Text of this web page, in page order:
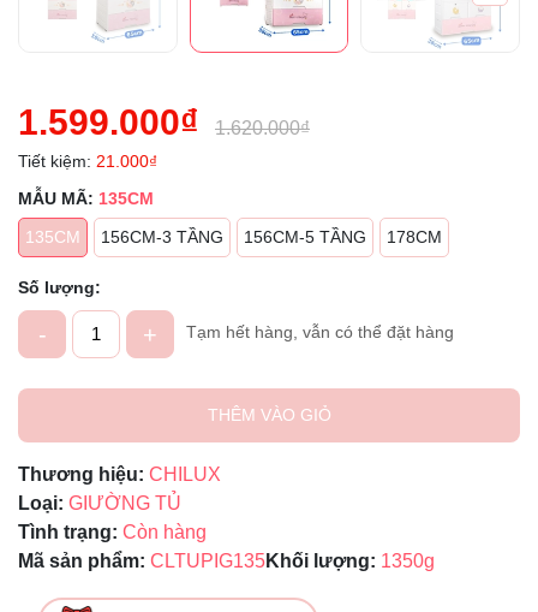
1.599.000₫ 1.620.000₫
Tiết kiệm: 21.000₫
MẪU MÃ: 135CM
135CM
156CM-3 TẦNG 156CM-5 TẦNG 178CM
Số lượng:
- + Tạm hết hàng, vẫn có thể đặt hàng
THÊM VÀO GIỎ
Thương hiệu: CHILUX
Loại: GIƯỜNG TỦ
Tình trạng: Còn hàng
Mã sản phẩm: CLTUPIG135Khối lượng: 1350g